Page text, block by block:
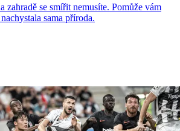
zahradě se smířit nemusíte. Pomůže vám
sama příroda.